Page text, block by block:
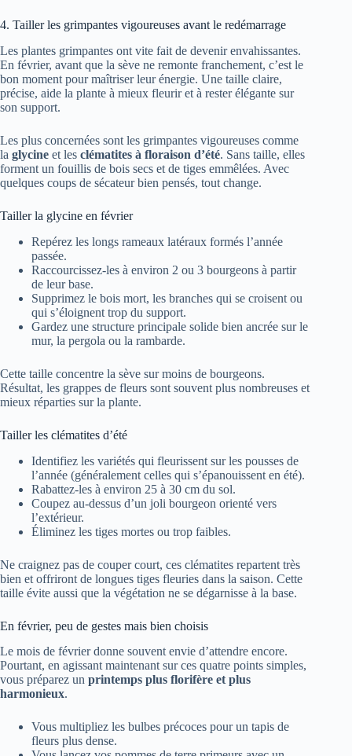
4. Tailler les grimpantes vigoureuses avant le redémarrage
Les plantes grimpantes ont vite fait de devenir envahissantes.
En février, avant que la sève ne remonte franchement, c’est le
bon moment pour maîtriser leur énergie. Une taille claire,
précise, aide la plante à mieux fleurir et à rester élégante sur
son support.
Les plus concernées sont les grimpantes vigoureuses comme
la glycine et les clématites à floraison d’été. Sans taille, elles
forment un fouillis de bois secs et de tiges emmêlées. Avec
quelques coups de sécateur bien pensés, tout change.
Tailler la glycine en février
Repérez les longs rameaux latéraux formés l’année
passée.
Raccourcissez-les à environ 2 ou 3 bourgeons à partir
de leur base.
Supprimez le bois mort, les branches qui se croisent ou
qui s’éloignent trop du support.
Gardez une structure principale solide bien ancrée sur le
mur, la pergola ou la rambarde.
Cette taille concentre la sève sur moins de bourgeons.
Résultat, les grappes de fleurs sont souvent plus nombreuses et
mieux réparties sur la plante.
Tailler les clématites d’été
Identifiez les variétés qui fleurissent sur les pousses de
l’année (généralement celles qui s’épanouissent en été).
Rabattez-les à environ 25 à 30 cm du sol.
Coupez au-dessus d’un joli bourgeon orienté vers
l’extérieur.
Éliminez les tiges mortes ou trop faibles.
Ne craignez pas de couper court, ces clématites repartent très
bien et offriront de longues tiges fleuries dans la saison. Cette
taille évite aussi que la végétation ne se dégarnisse à la base.
En février, peu de gestes mais bien choisis
Le mois de février donne souvent envie d’attendre encore.
Pourtant, en agissant maintenant sur ces quatre points simples,
vous préparez un printemps plus florifère et plus
harmonieux.
Vous multipliez les bulbes précoces pour un tapis de
fleurs plus dense.